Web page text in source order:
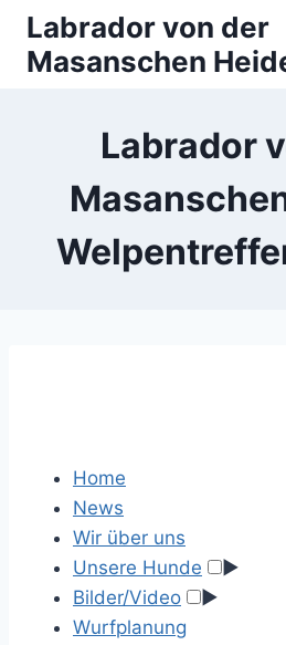
Zum
Inhalt
springen
Labrador von der
Masanschen
Labrador
Home
News
Wir über uns
Unsere Hunde
►
Bilder/Video
►
Wurfplanung